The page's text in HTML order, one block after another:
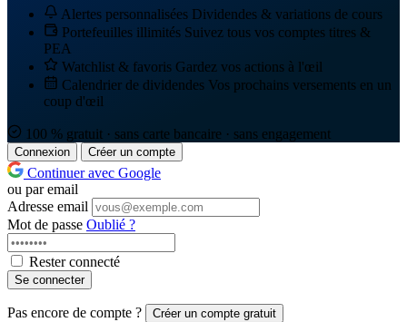
Alertes personnalisées Dividendes & variations de cours
Portefeuilles illimités Suivez tous vos comptes titres &
PEA
Watchlist & favoris Gardez vos actions à l'œil
Calendrier de dividendes Vos prochains versements en un
coup d'œil
100 % gratuit · sans carte bancaire · sans engagement
Connexion Créer un compte
Continuer avec Google
ou par email
Adresse email
Mot de passe Oublié ?
Rester connecté
Se connecter
Pas encore de compte ? Créer un compte gratuit